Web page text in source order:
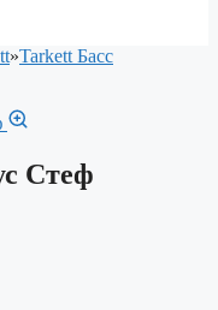
»Tarkett Басс
Стеф